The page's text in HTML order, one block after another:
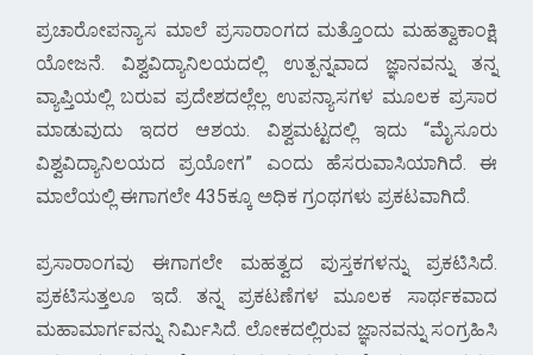
ಪ್ರಚಾರೋಪನ್ಯಾಸ ಮಾಲೆ ಪ್ರಸಾರಾಂಗದ ಮತ್ತೊಂದು ಮಹತ್ವಾಕಾಂಕ್ಷಿ
ಯೋಜನೆ. ವಿಶ್ವವಿದ್ಯಾನಿಲಯದಲ್ಲಿ ಉತ್ಪನ್ನವಾದ ಜ್ಞಾನವನ್ನು ತನ್ನ
ವ್ಯಾಪ್ತಿಯಲ್ಲಿ ಬರುವ ಪ್ರದೇಶದಲ್ಲೆಲ್ಲ ಉಪನ್ಯಾಸಗಳ ಮೂಲಕ ಪ್ರಸಾರ
ಮಾಡುವುದು ಇದರ ಆಶಯ. ವಿಶ್ವಮಟ್ಟದಲ್ಲಿ ಇದು “ಮೈಸೂರು
ವಿಶ್ವವಿದ್ಯಾನಿಲಯದ ಪ್ರಯೋಗ” ಎಂದು ಹೆಸರುವಾಸಿಯಾಗಿದೆ. ಈ
ಮಾಲೆಯಲ್ಲಿ ಈಗಾಗಲೇ 435ಕ್ಕೂ ಅಧಿಕ ಗ್ರಂಥಗಳು ಪ್ರಕಟವಾಗಿದೆ.
ಪ್ರಸಾರಾಂಗವು ಈಗಾಗಲೇ ಮಹತ್ವದ ಪುಸ್ತಕಗಳನ್ನು ಪ್ರಕಟಿಸಿದೆ.
ಪ್ರಕಟಿಸುತ್ತಲೂ ಇದೆ. ತನ್ನ ಪ್ರಕಟಣೆಗಳ ಮೂಲಕ ಸಾರ್ಥಕವಾದ
ಮಹಾಮಾರ್ಗವನ್ನು ನಿರ್ಮಿಸಿದೆ. ಲೋಕದಲ್ಲಿರುವ ಜ್ಞಾನವನ್ನು ಸಂಗ್ರಹಿಸಿ